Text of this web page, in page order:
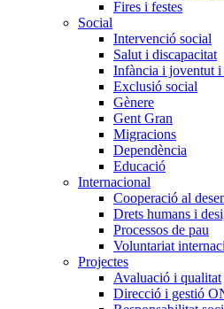
Fires i festes
Social
Intervenció social
Salut i discapacitat
Infància i joventut
Exclusió social
Gènere
Gent Gran
Migracions
Dependència
Educació
Internacional
Cooperació al
Drets humans i
Processos de pau
Voluntariat
Projectes
Avaluació i qualitat
Direcció i gestió